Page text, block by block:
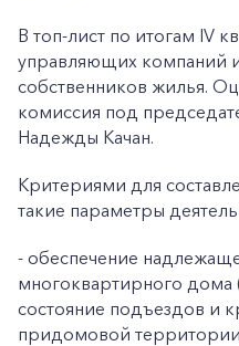
В топ-лист по итогам IV
управляющих компаний
собственников жилья.
комиссия под
Надежды Качан.
Критериями для
такие параметры
- обеспечение
многоквартирного дома
состояние подъездов и
придомовой